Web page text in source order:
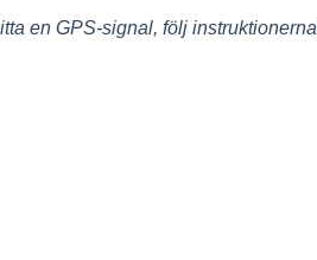
en GPS-signal, följ instruktionerna